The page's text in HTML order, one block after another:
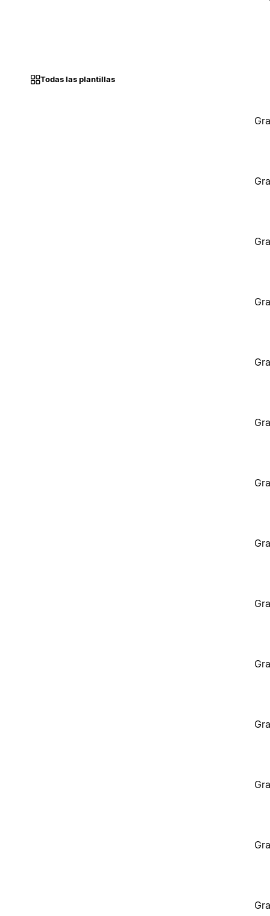
Todas las plantillas